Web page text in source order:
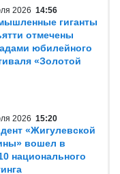
2026 14:56
гиганты
отмечены
юбилейного
«Золотой
2026 15:20
«Жигулевской
вошел в
национального